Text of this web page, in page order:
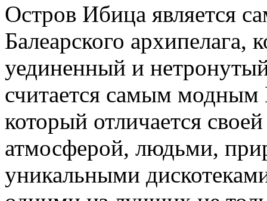
Остров Ибица является
Балеарского архипелага,
уединенный и
считается самым
который отличается
атмосферой, людьми,
уникальными